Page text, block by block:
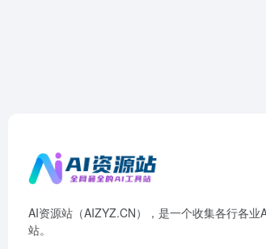
AI资源站（AIZYZ.CN），是一个收集各行各业
站。